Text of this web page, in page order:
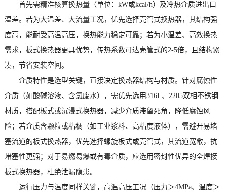
首先需精准核算换热量（单位：kW或kcal/h）及冷热介质进出口
温差。若为大温差、大流量工况，优先选择壳管式换热器，其结构强
度高，能耐受高温高压，换热能力稳定可靠；若为小温差、高效换热
需求，板式换热器更具优势，传热系数可达壳管式的2-5倍，且结构紧
凑，节省安装空间。
介质特性是选型关键，直接决定换热器结构与材质。针对腐蚀性
介质（如酸碱溶液、含氯废水），需优先选用316L、2205双相不锈钢
材质，搭配板式或沉浸式换热器，减少介质滞留死角，降低腐蚀风
险；若介质含颗粒或粘稠（如工业浆料、高粘度液体），需避开易堵
塞流道的板式换热器，优先选择螺旋板式或壳管式，其流道宽敞，抗
堵塞性更强；对于易燃易爆或有毒介质，应选用密封性优异的全焊接
板式换热器，杜绝泄漏隐患。
运行压力与温度同样关键，高温高压工况（压力＞4MPa、温度＞